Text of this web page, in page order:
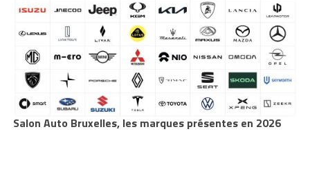
Salon Auto Bruxelles, les marques présentes en 2026